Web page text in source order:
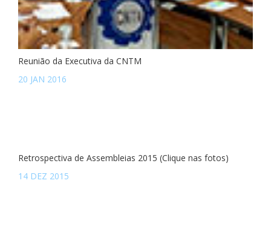
Reunião da Executiva da CNTM
20 JAN 2016
Retrospectiva de Assembleias 2015 (Clique nas fotos)
14 DEZ 2015